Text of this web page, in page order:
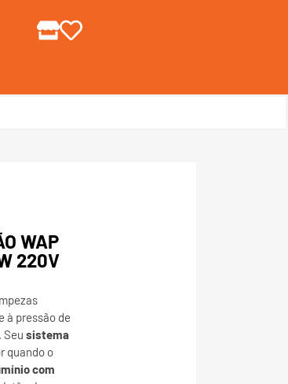
se
WAP
220V
à pressão de
Seu sistema
quando o
com